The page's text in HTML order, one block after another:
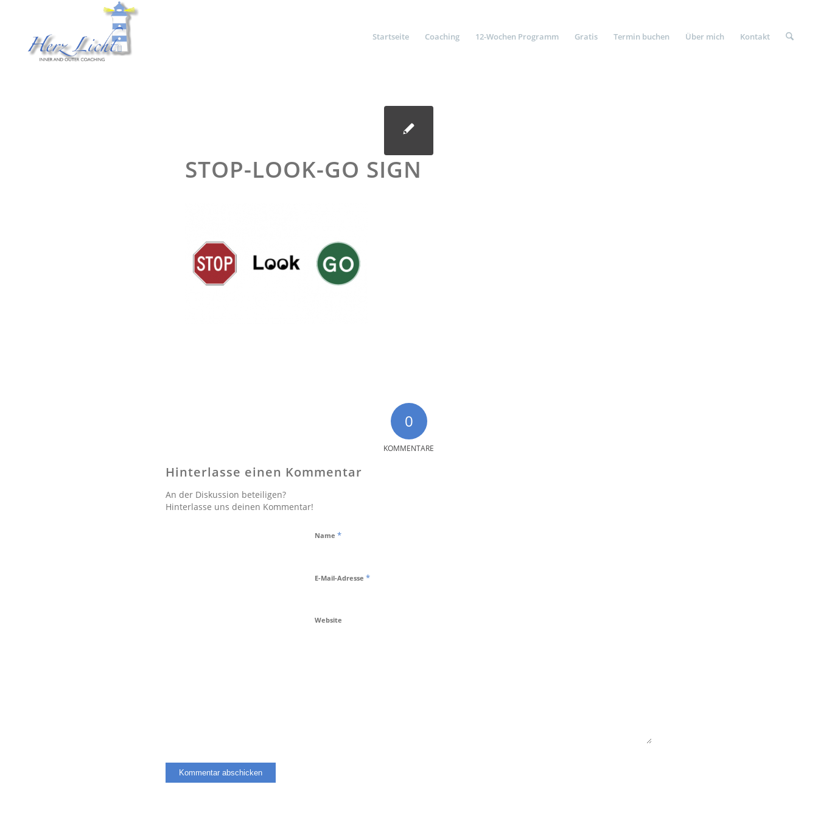
Startseite Coaching 12-Wochen Programm Gratis Termin buchen Über mich Kontakt
STOP-LOOK-GO SIGN
0
KOMMENTARE
Hinterlasse einen Kommentar
An der Diskussion beteiligen?
Hinterlasse uns deinen Kommentar!
Name *
E-Mail-Adresse *
Website